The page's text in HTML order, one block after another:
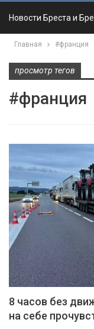
Новости Бреста и
Главная #франция
просмотр тегов
#франция
8 часов без
на себе